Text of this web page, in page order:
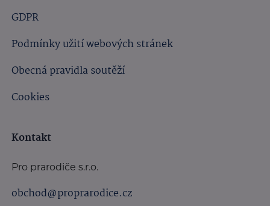
GDPR
Podmínky užití webových stránek
Obecná pravidla soutěží
Cookies
Kontakt
Pro prarodiče s.r.o.
obchod@proprarodice.cz